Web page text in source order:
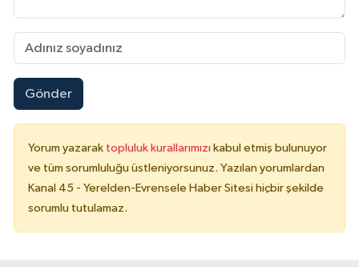
Gönder
Yorum yazarak topluluk kurallarımızı kabul etmiş bulunuyor
ve tüm sorumluluğu üstleniyorsunuz. Yazılan yorumlardan
Kanal 45 - Yerelden-Evrensele Haber Sitesi hiçbir şekilde
sorumlu tutulamaz.